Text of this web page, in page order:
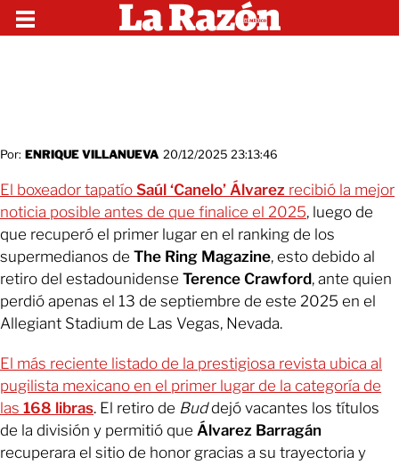
Por: ENRIQUE VILLANUEVA 20/12/2025 23:13:46
El boxeador tapatío Saúl ‘Canelo’ Álvarez recibió la mejor
noticia posible antes de que finalice el 2025, luego de
que recuperó el primer lugar en el ranking de los
supermedianos de The Ring Magazine, esto debido al
retiro del estadounidense Terence Crawford, ante quien
perdió apenas el 13 de septiembre de este 2025 en el
Allegiant Stadium de Las Vegas, Nevada.
El más reciente listado de la prestigiosa revista ubica al
pugilista mexicano en el primer lugar de la categoría de
las 168 libras. El retiro de Buddejó vacantes los títulos
de la división y permitió que Álvarez Barragán
recuperara el sitio de honor gracias a su trayectoria y